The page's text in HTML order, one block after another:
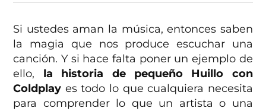
Si ustedes aman la música, entonces saben
la magia que nos produce escuchar una
canción. Y si hace falta poner un ejemplo de
ello, la historia de pequeño Huillo con
Coldplay es todo lo que cualquiera necesita
para comprender lo que un artista o una